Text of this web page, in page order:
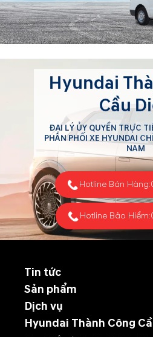
Hyundai
Cầu
ĐẠI LÝ ỦY QUYỀN TRỰC
PHÂN PHỐI XE HYUNDAI
NAM
Hotline Bán Hàng:
Hotline Bảo Hiểm:
Tin tức
Sản phẩm
Dịch vụ
Hyundai Thành Công